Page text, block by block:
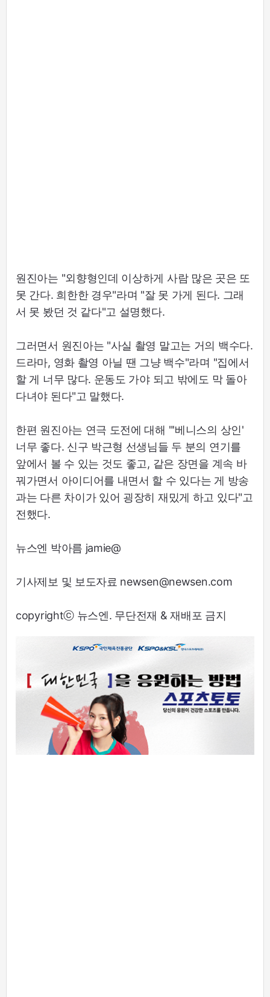
원진아는 "외향형인데 이상하게 사람 많은 곳은 또
못 간다. 희한한 경우"라며 "잘 못 가게 된다. 그래
서 못 봤던 것 같다"고 설명했다.
그러면서 원진아는 "사실 촬영 말고는 거의 백수다.
드라마, 영화 촬영 아닐 땐 그냥 백수"라며 "집에서
할 게 너무 많다. 운동도 가야 되고 밖에도 막 돌아
다녀야 된다"고 말했다.
한편 원진아는 연극 도전에 대해 "'베니스의 상인'
너무 좋다. 신구 박근형 선생님들 두 분의 연기를
앞에서 볼 수 있는 것도 좋고, 같은 장면을 계속 바
꿔가면서 아이디어를 내면서 할 수 있다는 게 방송
과는 다른 차이가 있어 굉장히 재밌게 하고 있다"고
전했다.
뉴스엔 박아름 jamie@
기사제보 및 보도자료 newsen@newsen.com
copyrightⓒ 뉴스엔. 무단전재 & 재배포 금지